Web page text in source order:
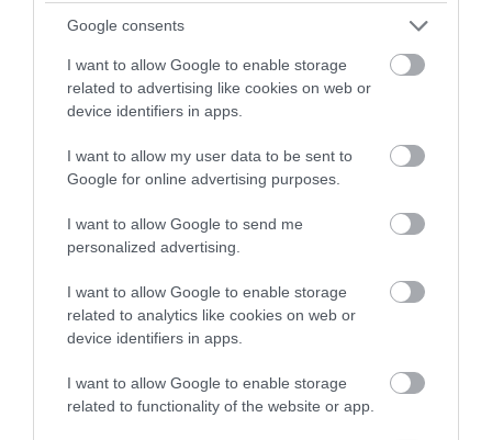
Google consents
I want to allow Google to enable storage
related to advertising like cookies on web or
device identifiers in apps.
I want to allow my user data to be sent to
Google for online advertising purposes.
I want to allow Google to send me
personalized advertising.
I want to allow Google to enable storage
related to analytics like cookies on web or
device identifiers in apps.
I want to allow Google to enable storage
related to functionality of the website or app.
100 ÉV FELETT